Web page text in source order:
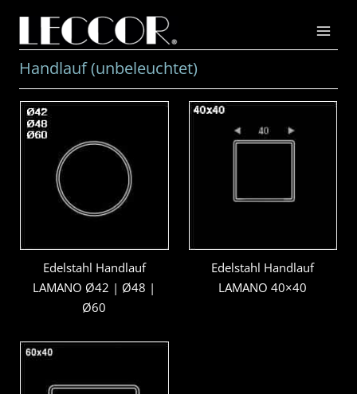
springen
Handlauf (unbeleuchtet)
Edelstahl Handlauf
LAMANO Ø42 | Ø48 |
Ø60
Edelstahl Handlauf
LAMANO 40×40